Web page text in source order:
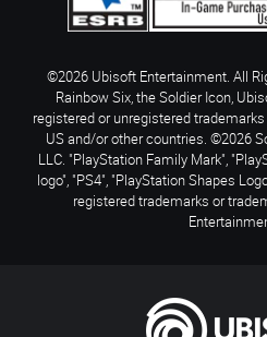
©2026 Ubisoft Entertainment. All
Rainbow Six, the Soldier Icon,
registered or unregistered
US and/or other countries. ©2026
LLC. "PlayStation Family Mark",
logo", "PS4", "PlayStation Shapes
registered trademarks or